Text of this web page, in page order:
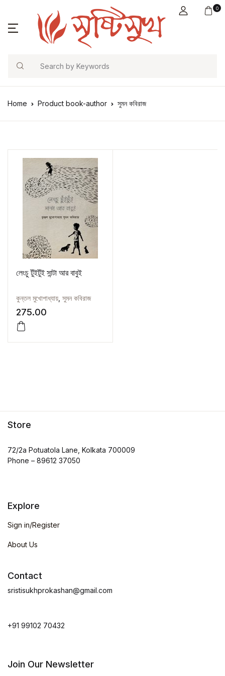
0
Search
Home Product book-author সুমন কবিরাজ
লেংচু টুঁইটুঁই সান্টা আর বাবুই
কুন্তল মুখোপাধ্যায় সুমন কবিরাজ
275.00
Store
72/2a Potuatola Lane, Kolkata 700009
Phone – 89612 37050
Explore
Sign in/Register
About Us
Contact
sristisukhprokashan@gmail.com
+91 99102 70432
Join Our Newsletter